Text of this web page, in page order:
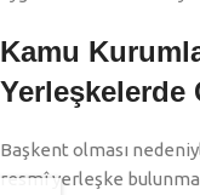
Kamu
Yerleşkelerde
Başkent olması
resmî yerleşke